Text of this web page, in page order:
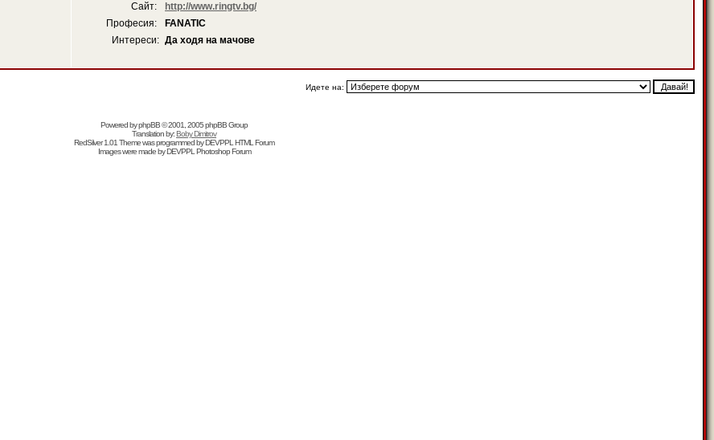
Сайт:
http://www.ringtv.bg/
Професия:
FANATIC
Интереси: Да ходя на мачове
Идете на:
Powered byphpBB© 2001, 2005 phpBB Group
Translation by:Boby Dimitrov
RedSilver 1.01 Theme was programmed byDEVPPL HTML Forum
Images were made byDEVPPL Photoshop Forum